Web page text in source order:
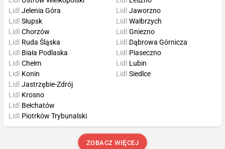
Lidl Jelenia Góra
Lidl Słupsk
Lidl Chorzów
Lidl Jaworzno
Lidl Wałbrzych
Lidl Gniezno
Lidl Ruda Śląska
Lidl Biała Podlaska
Lidl Chełm
Lidl Konin
Lidl Dąbrowa Górnicza
Lidl Piaseczno
Lidl Lubin
Lidl Siedlce
Lidl Jastrzębie-Zdrój
Lidl Krosno
Lidl Bełchatów
Lidl Piotrków Trybunalski
ZOBACZ WIĘCEJ